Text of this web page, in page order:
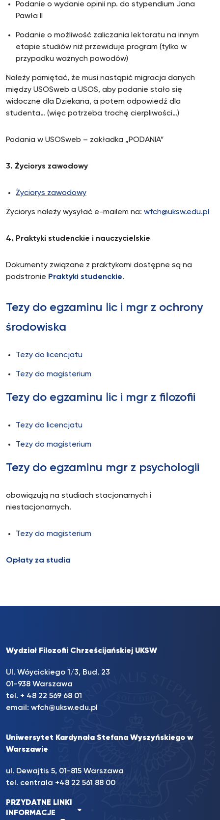
Podanie o wydanie opinii np. do stypendium Jana
Pawła II
Podanie o możliwość zaliczania lektoratu na innym
etapie studiów niż przewiduje program (tylko w
przypadku ważnych powodów)
Należy pamiętać, że musi nastąpić migracja danych
między USOSweb a USOS, aby podanie stało się
widoczne dla Dziekana, a potem odpowiedź dla
studenta… (więc potrzeba trochę cierpliwości…)
Podania w USOSweb – zakładka „PODANIA”
3. Życiorys zawodowy
Życiorys zawodowy
Życiorys należy wysyłać e-mailem na: wfch@uksw.edu.pl
4. Praktyki studenckie i nauczycielskie
Dokumenty związane z praktykami dostępne są na
podstronie Praktyki studenckie.
Tezy do egzaminu lic i mgr z ochrony
środowiska
Tezy do licencjatu
Tezy do magisterium
Tezy do egzaminu lic i mgr z filozofii
Tezy do licencjatu
Tezy do magisterium
Tezy do egzaminu mgr z psychologii
obowiązują na studiach stacjonarnych i
niestacjonarnych.
Tezy do magisterium
Opłaty za studia
Wydział Filozofii Chrześcijańskiej UKSW
Ul. Wóycickiego 1/3, Bud. 23
01-938 Warszawa
tel. + 48 22 569 68 01
email: wfch@uksw.edu.pl
Uniwersytet Kardynała Stefana Wyszyńskiego w
Warszawie
ul. Dewajtis 5, 01-815 Warszawa
tel. centrala +48 22 561 88 00
PRZYDATNE LINKI
INFORMACJE